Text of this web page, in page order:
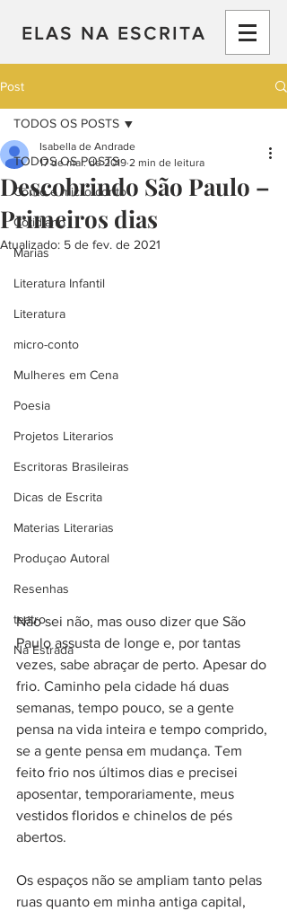
ELAS NA ESCRITA
Post
TODOS OS POSTS
Conto e micro-conto
Cotidiano
Marias
Literatura Infantil
Literatura
micro-conto
Mulheres em Cena
Poesia
Projetos Literarios
Escritoras Brasileiras
Dicas de Escrita
Materias Literarias
Produçao Autoral
Resenhas
teatro
Na Estrada
TODOS OS POSTS
Descobrindo São Paulo –
Primeiros dias
Isabella de Andrade
17 de mai. de 2019 2 min de leitura
Atualizado: 5 de fev. de 2021
Não sei não, mas ouso dizer que São
Paulo assusta de longe e, por tantas
vezes, sabe abraçar de perto. Apesar do
frio. Caminho pela cidade há duas
semanas, tempo pouco, se a gente
pensa na vida inteira e tempo comprido,
se a gente pensa em mudança. Tem
feito frio nos últimos dias e precisei
aposentar, temporariamente, meus
vestidos floridos e chinelos de pés
abertos.
Os espaços não se ampliam tanto pelas
ruas quanto em minha antiga capital,